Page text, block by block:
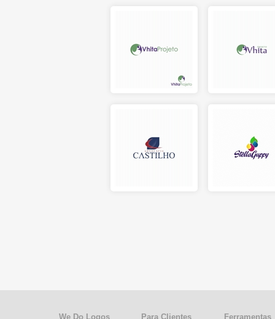
We Do Logos Para Clientes
Ferramentas